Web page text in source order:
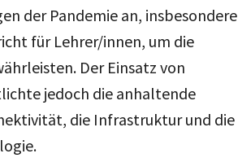
der Pandemie an, insbesondere
für Lehrer/innen, um die
Der Einsatz von
jedoch die anhaltende
die Infrastruktur und die